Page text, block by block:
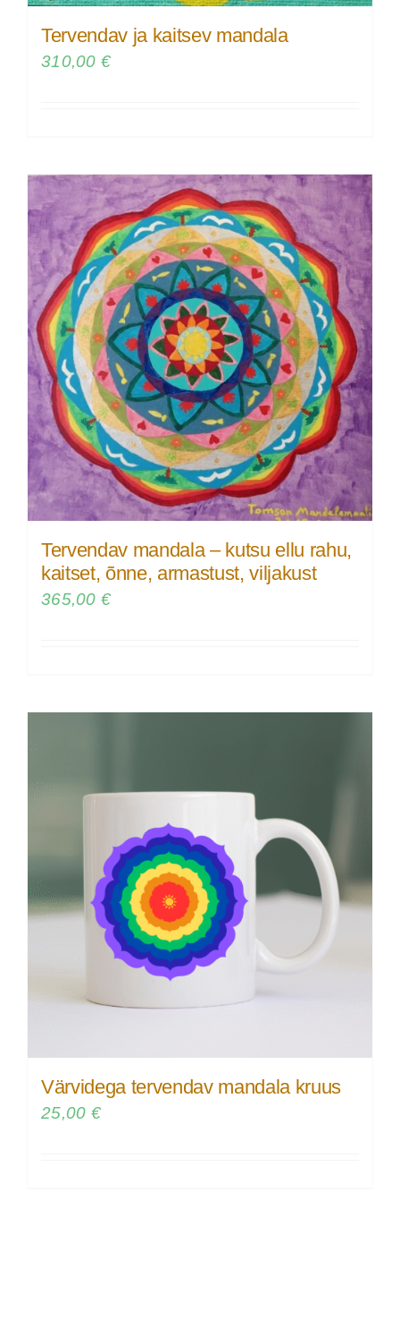
Tervendav ja kaitsev mandala
310,00 €
Tervendav mandala – kutsu ellu rahu,
kaitset, õnne, armastust, viljakust
365,00 €
Värvidega tervendav mandala kruus
25,00 €